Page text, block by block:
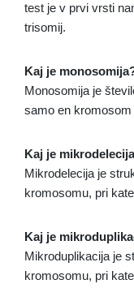
test je v prvi vrsti
trisomij.
Kaj je
Monosomija je
samo en
Kaj je
Mikrodelecija je
kromosomu, pri
Kaj je
Mikroduplikacija je
kromosomu, pri